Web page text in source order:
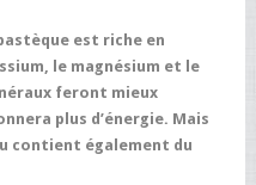
est riche en
le magnésium et le
feront mieux
plus d’énergie. Mais
contient également du